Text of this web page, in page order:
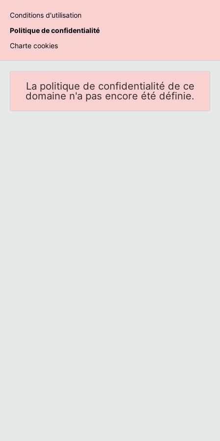
Conditions d'utilisation
Politique de confidentialité
Charte cookies
La politique de confidentialité de ce
domaine n'a pas encore été définie.